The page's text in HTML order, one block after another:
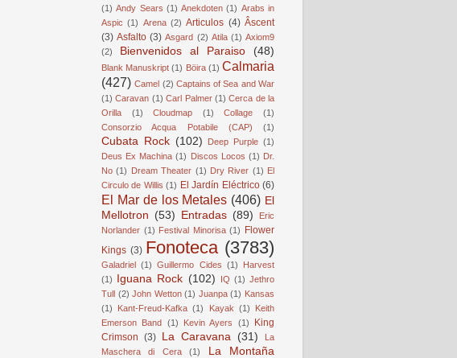
(1) Andy Sears (1) Anekdoten (1) Arabs in
Aspic (1) Arena (2) Articulos (4) Âscent
(3) Asfalto (3) Asgard (2) Atila (1) Axiom9
(2)
Bienvenidos al Paraiso (48)
Blank Manuskript (1) Böira (1) Calmaria
(427) Camel (2) Captains of Sea and War
(1) Caravan (1) Carl Palmer (1) Cerca de la
Orilla
(1) Cloudmap (1) Collage
(1)
Consorzio Acqua Potabile (CAP)
(1)
Cubata Rock (102) Deep Purple (1)
Deus Ex Machina (1) Discos Locos (1) Dr.
No (1) Dream Theater (1) Dry River (1) El
Circulo de Willis (1) El Jardín Eléctrico (6)
El Mar de los Metales (406) El
Mellotron (53) Entradas (89)
Eric
Norlander (1) Festival Minorisa (1) Flower
Kings (3) Fonoteca (3783)
Galadriel (1) Guillermo Cides (1)
Harvest
(1) Iguana Rock (102) IQ (1) Jethro
Tull (2) John Wetton (1) Juanpa (1) Kansas
(1)
Kant-Freud-Kafka (1) Kayak (1)
Keith
Emerson Band (1) Kevin Ayers (1)
King
Crimson (3) La Caravana (31)
La
Maschera di Cera
(1)
La Montaña